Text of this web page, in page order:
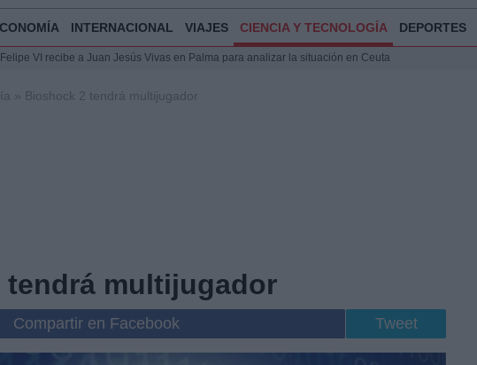
INTERNACIONAL VIAJES CIENCIA Y TECNOLOGÍA DEPORTES
Felipe VI recibe a Juan Jesús Vivas en Palma para analizar la situación en Ceuta
Impacto económico y humanitario en Ceuta tras la llegada masiva de migrantes
» Bioshock 2 tendrá multijugador
tendrá multijugador
Compartir en Facebook Tweet